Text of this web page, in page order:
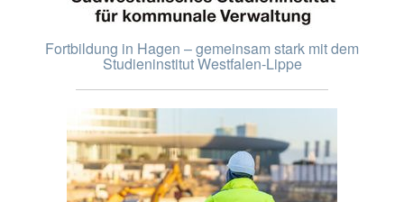
Fortbildung in Hagen – gemeinsam stark mit dem
Studieninstitut Westfalen-Lippe